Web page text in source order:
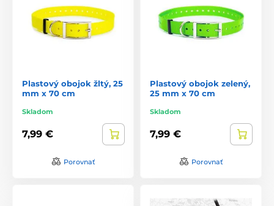
Plastový obojok žltý, 25
mm x 70 cm
Skladom
7,99 €
Porovnať
Plastový obojok zelený,
25 mm x 70 cm
Skladom
7,99 €
Porovnať